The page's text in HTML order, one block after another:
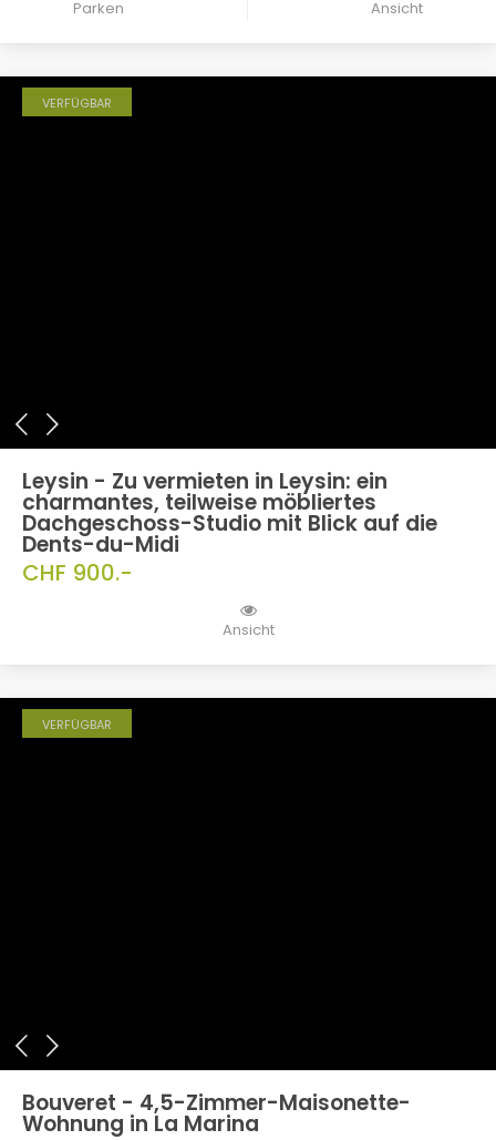
Parken Ansicht
VERFÜGBAR
Leysin - Zu vermieten in Leysin: ein
charmantes, teilweise möbliertes
Dachgeschoss-Studio mit Blick auf die
Dents-du-Midi
CHF 900.-
Ansicht
VERFÜGBAR
Bouveret - 4,5-Zimmer-Maisonette-
Wohnung in La Marina